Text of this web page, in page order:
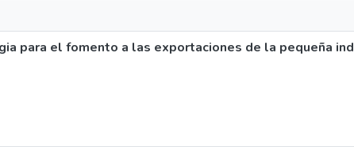
para el fomento a las exportaciones de la pequeña